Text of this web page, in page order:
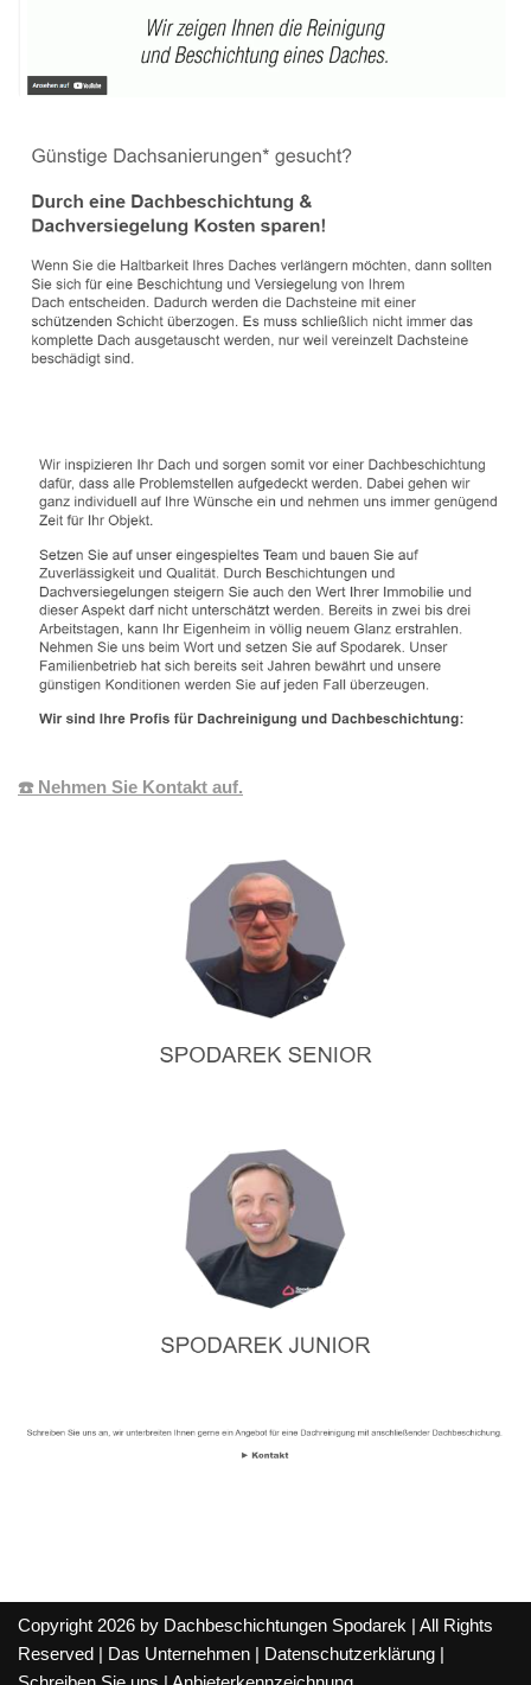
☎️ Nehmen Sie Kontakt auf.
Copyright 2026 by Dachbeschichtungen Spodarek | All Rights
Reserved |
Das Unternehmen Datenschutzerklärung